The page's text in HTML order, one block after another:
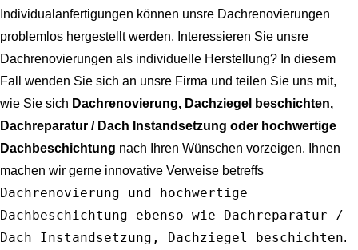
Individualanfertigungen können unsre Dachrenovierungen
problemlos hergestellt werden. Interessieren Sie unsre
Dachrenovierungen als individuelle Herstellung? In diesem
Fall wenden Sie sich an unsre Firma und teilen Sie uns mit,
wie Sie sich Dachrenovierung, Dachziegel beschichten,
Dachreparatur / Dach Instandsetzung oder hochwertige
Dachbeschichtung nach Ihren Wünschen vorzeigen. Ihnen
machen wir gerne innovative Verweise betreffs
Dachrenovierung und hochwertige
Dachbeschichtung ebenso wie Dachreparatur /
Dach Instandsetzung, Dachziegel beschichten.